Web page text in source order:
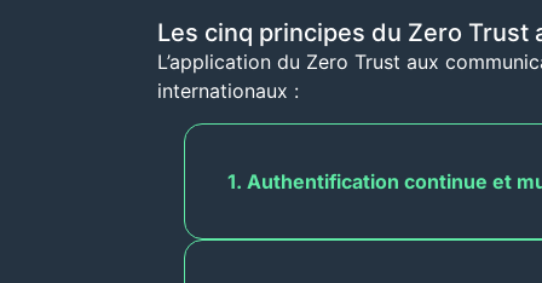
Les cinq principes du Zero Trust
L’application du Zero Trust aux
internationaux :
1. Authentification continue et